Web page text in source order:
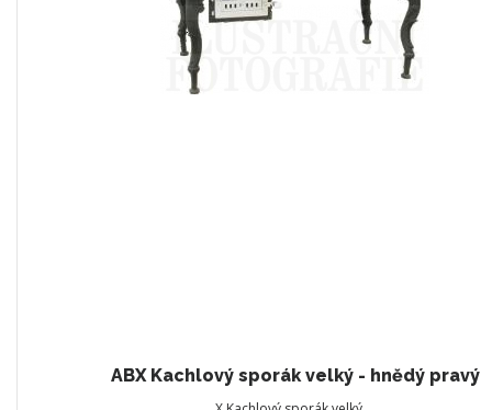
ABX Kachlový sporák velký - hnědý pravý